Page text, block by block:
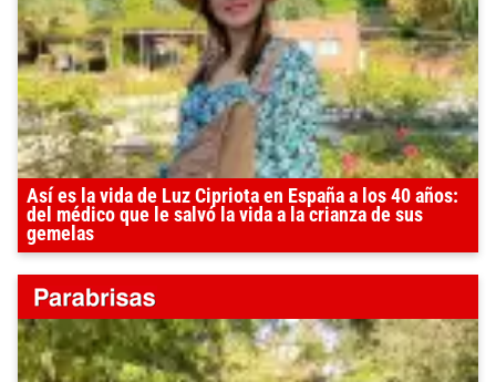
Así es la vida de Luz Cipriota en España a los 40 años:
del médico que le salvó la vida a la crianza de sus
gemelas